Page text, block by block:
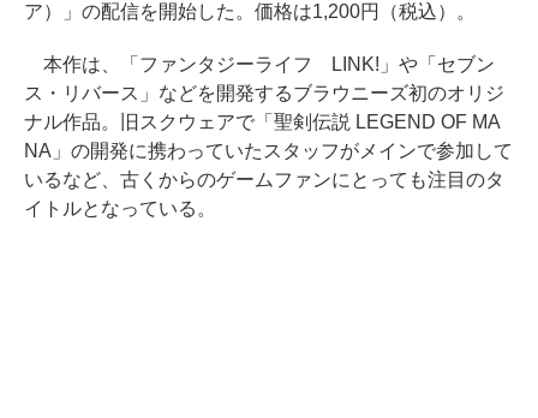
ア）」の配信を開始した。価格は1,200円（税込）。
本作は、「ファンタジーライフ LINK!」や「セブン
ス・リバース」などを開発するブラウニーズ初のオリジ
ナル作品。旧スクウェアで「聖剣伝説 LEGEND OF MA
NA」の開発に携わっていたスタッフがメインで参加して
いるなど、古くからのゲームファンにとっても注目のタ
イトルとなっている。